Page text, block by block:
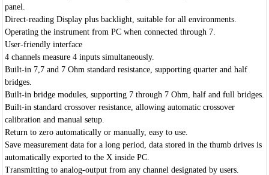
panel.
Direct-reading Display plus backlight, suitable for all environments.
Operating the instrument from PC when connected through 7.
User-friendly interface
4 channels measure 4 inputs simultaneously.
Built-in 7,7 and 7 Ohm standard resistance, supporting quarter and half
bridges.
Built-in bridge modules, supporting 7 through 7 Ohm, half and full bridges.
Built-in standard crossover resistance, allowing automatic crossover
calibration and manual setup.
Return to zero automatically or manually, easy to use.
Save measurement data for a long period, data stored in the thumb drives is
automatically exported to the X inside PC.
Transmitting to analog-output from any channel designated by users.